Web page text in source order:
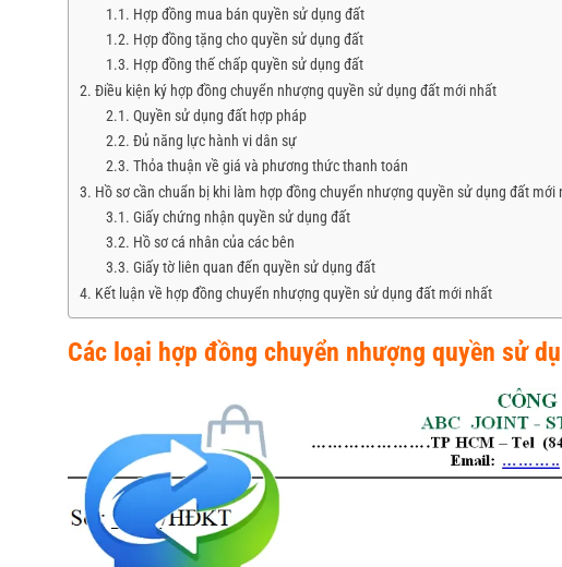
Hợp đồng mua bán quyền sử dụng đất
Hợp đồng tặng cho quyền sử dụng đất
Hợp đồng thế chấp quyền sử dụng đất
Điều kiện ký hợp đồng chuyển nhượng quyền sử dụng đất mới nhất
Quyền sử dụng đất hợp pháp
Đủ năng lực hành vi dân sự
Thỏa thuận về giá và phương thức thanh toán
Hồ sơ cần chuẩn bị khi làm hợp đồng chuyển nhượng quyền sử dụng đất mới
Giấy chứng nhận quyền sử dụng đất
Hồ sơ cá nhân của các bên
Giấy tờ liên quan đến quyền sử dụng đất
Kết luận về hợp đồng chuyển nhượng quyền sử dụng đất mới nhất
Các loại hợp đồng chuyển nhượng quyền sử